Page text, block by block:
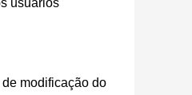
usuários
modificação do